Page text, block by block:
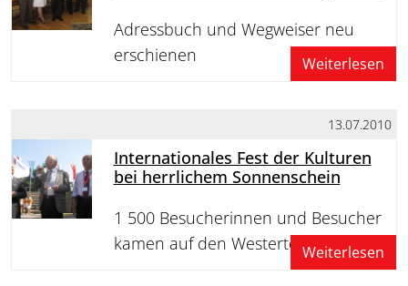
Adressbuch und Wegweiser neu
erschienen
Weiterlesen
13.07.2010
Internationales Fest der Kulturen
bei herrlichem Sonnenschein
1 500 Besucherinnen und Besucher
kamen auf den WestertorplatzWeiterlesen